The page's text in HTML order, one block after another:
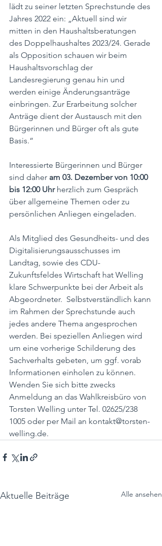
lädt zu seiner letzten Sprechstunde des
Jahres 2022 ein: „Aktuell sind wir
mitten in den Haushaltsberatungen
des Doppelhaushaltes 2023/24. Gerade
als Opposition schauen wir beim
Haushaltsvorschlag der
Landesregierung genau hin und
werden einige Änderungsanträge
einbringen. Zur Erarbeitung solcher
Anträge dient der Austausch mit den
Bürgerinnen und Bürger oft als gute
Basis.“
Interessierte Bürgerinnen und Bürger
sind daher am 03. Dezember von 10:00
bis 12:00 Uhr herzlich zum Gespräch
über allgemeine Themen oder zu
persönlichen Anliegen eingeladen.
Als Mitglied des Gesundheits- und des
Digitalisierungsausschusses im
Landtag, sowie des CDU-
Zukunftsfeldes Wirtschaft hat Welling
klare Schwerpunkte bei der Arbeit als
Abgeordneter.  Selbstverständlich kann
im Rahmen der Sprechstunde auch
jedes andere Thema angesprochen
werden. Bei speziellen Anliegen wird
um eine vorherige Schilderung des
Sachverhalts gebeten, um ggf. vorab
Informationen einholen zu können.
Wenden Sie sich bitte zwecks
Anmeldung an das Wahlkreisbüro von
Torsten Welling unter Tel. 02625/238
1005 oder per Mail an kontakt@torsten-
welling.de.
Aktuelle Beiträge Alle ansehen